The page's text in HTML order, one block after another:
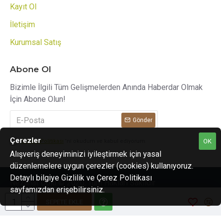
PCI-DSS Ödeme Güvenliği
7/24 Canlı Destek
iyzico Korumalı Alışveriş
Kayıt Ol
İletişim
Kurumsal Satış
Abone Ol
Bizimle İlgili Tüm Gelişmelerden Anında Haberdar Olmak
İçin Abone Olun!
Gönder
Gizlilik Politikası
Nezahat Dolu © 2020, Tüm Hakları Saklıdır
OK
Çerezler
Alışveriş deneyiminizi iyileştirmek için yasal
düzenlemelere uygun çerezler (cookies) kullanıyoruz.
Detaylı bilgiye Gizlilik ve Çerez Politikası
sayfamızdan erişebilirsiniz.